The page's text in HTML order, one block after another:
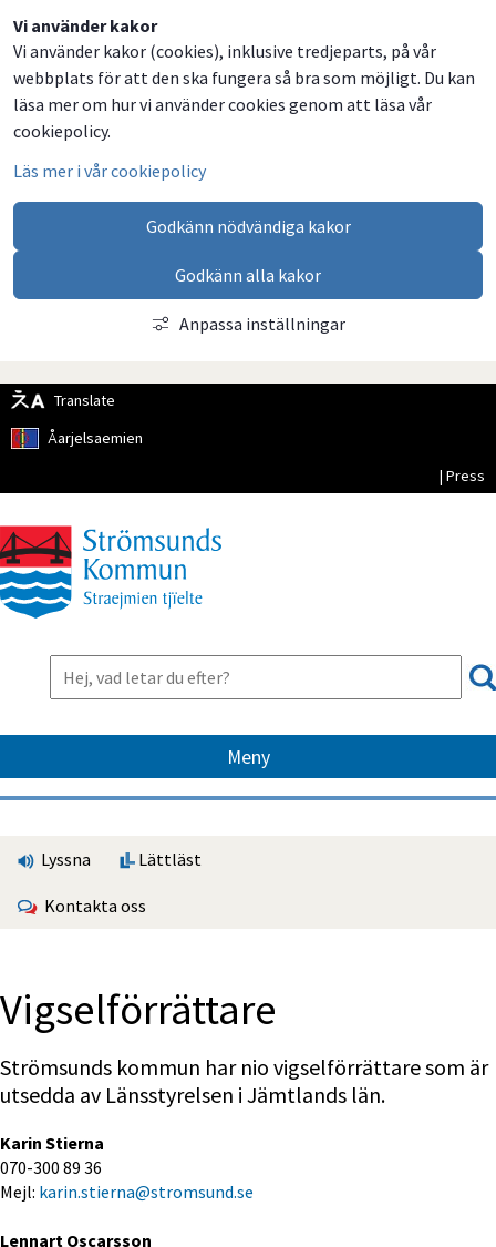
Vi använder kakor
Vi använder kakor (cookies), inklusive tredjeparts, på vår
webbplats för att den ska fungera så bra som möjligt. Du kan
läsa mer om hur vi använder cookies genom att läsa vår
cookiepolicy.
Läs mer i vår cookiepolicy
Godkänn nödvändiga kakor
Godkänn alla kakor
Anpassa inställningar
Translate
Åarjelsaemien
| Press
Meny
Lyssna Lättläst
Kontakta oss
Vigselförrättare
Strömsunds kommun har nio vigselförrättare som är
utsedda av Länsstyrelsen i Jämtlands län.
Karin Stierna
070-300 89 36
Mejl: karin.stierna@stromsund.se
Lennart Oscarsson
Dela
på
Facebook
Dela
på
Twitter
Dela
på
LinkedIn
Dela
via
email